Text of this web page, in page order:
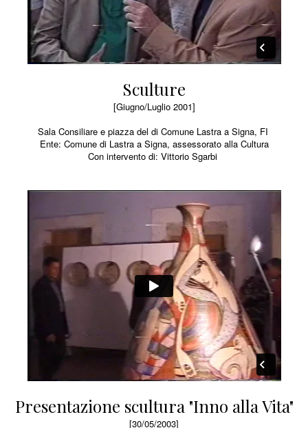
Sculture
[Giugno/Luglio 2001]
Sala Consiliare e piazza del di Comune Lastra a Signa, FI
Ente: Comune di Lastra a Signa, assessorato alla Cultura
Con intervento di: Vittorio Sgarbi
Presentazione scultura "Inno alla Vita"
[30/05/2003]